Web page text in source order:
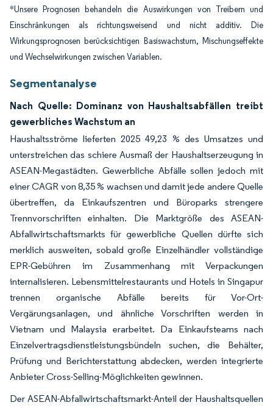
*Unsere Prognosen behandeln die Auswirkungen von Treibern und
Einschränkungen als richtungsweisend und nicht additiv. Die
Wirkungsprognosen berücksichtigen Basiswachstum, Mischungseffekte
und Wechselwirkungen zwischen Variablen.
Segmentanalyse
Nach Quelle: Dominanz von Haushaltsabfällen treibt
gewerbliches Wachstum an
Haushaltsströme lieferten 2025 49,23 % des Umsatzes und
unterstreichen das schiere Ausmaß der Haushaltserzeugung in
ASEAN-Megastädten. Gewerbliche Abfälle sollen jedoch mit
einer CAGR von 8,35 % wachsen und damit jede andere Quelle
übertreffen, da Einkaufszentren und Büroparks strengere
Trennvorschriften einhalten. Die Marktgröße des ASEAN-
Abfallwirtschaftsmarkts für gewerbliche Quellen dürfte sich
merklich ausweiten, sobald große Einzelhändler vollständige
EPR-Gebühren im Zusammenhang mit Verpackungen
internalisieren. Lebensmittelrestaurants und Hotels in Singapur
trennen organische Abfälle bereits für Vor-Ort-
Vergärungsanlagen, und ähnliche Vorschriften werden in
Vietnam und Malaysia erarbeitet. Da Einkaufsteams nach
Einzelvertragsdienstleistungsbündeln suchen, die Behälter,
Prüfung und Berichterstattung abdecken, werden integrierte
Anbieter Cross-Selling-Möglichkeiten gewinnen.
Der ASEAN-Abfallwirtschaftsmarkt-Anteil der Haushaltsquellen